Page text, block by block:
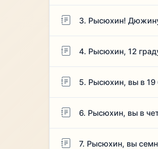
3. Рысюхин!
4. Рысюхин, 12
5. Рысюхин, вы в 19
6. Рысюхин, вы в
7. Рысюхин, вы